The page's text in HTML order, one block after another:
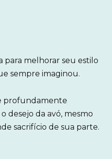
para melhorar seu estilo
sempre imaginou.
profundamente
desejo da avó, mesmo
sacrifício de sua parte.